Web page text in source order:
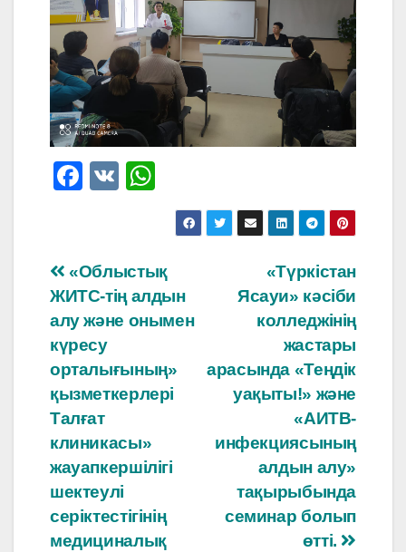
F
e
b
o
o
k
V
at
s
A
p
Навигация
по
записям
«Түркістан
Ясауи» кәсіби
колледжінің
жастары
арасында «Теңдік
уақыты!» және
«АИТВ-
инфекциясының
алдын алу»
тақырыбында
семинар болып
өтті.
«Облыстық
ЖИТС-тің алдын
алу және онымен
күресу
орталығының»
қызметкерлері
Талғат
клиникасы»
жауапкершілігі
шектеулі
серіктестігінің
медициналық